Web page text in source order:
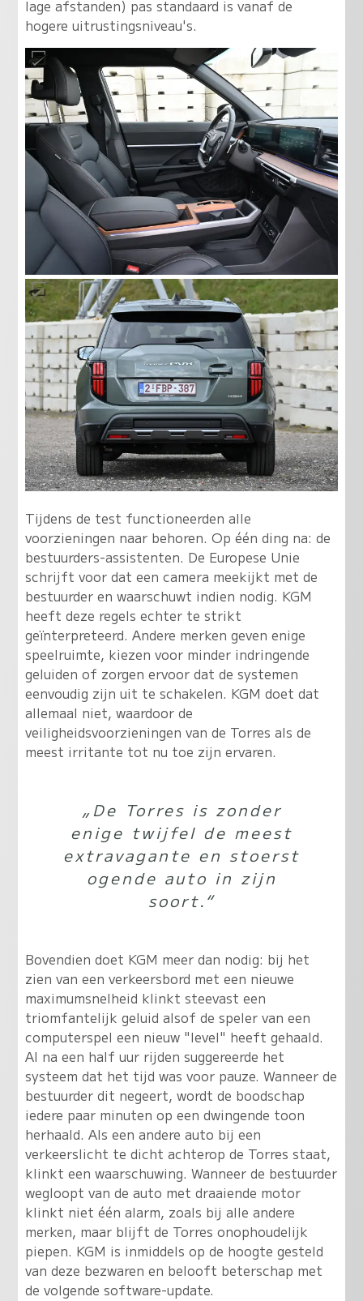
lage afstanden) pas standaard is vanaf de
hogere uitrustingsniveau's.
Tijdens de test functioneerden alle
voorzieningen naar behoren. Op één ding na: de
bestuurders-assistenten. De Europese Unie
schrijft voor dat een camera meekijkt met de
bestuurder en waarschuwt indien nodig. KGM
heeft deze regels echter te strikt
geïnterpreteerd. Andere merken geven enige
speelruimte, kiezen voor minder indringende
geluiden of zorgen ervoor dat de systemen
eenvoudig zijn uit te schakelen. KGM doet dat
allemaal niet, waardoor de
veiligheidsvoorzieningen van de Torres als de
meest irritante tot nu toe zijn ervaren.
„De Torres is zonder
enige twijfel de meest
extravagante en stoerst
ogende auto in zijn
soort.“
Bovendien doet KGM meer dan nodig: bij het
zien van een verkeersbord met een nieuwe
maximumsnelheid klinkt steevast een
triomfantelijk geluid alsof de speler van een
computerspel een nieuw "level" heeft gehaald.
Al na een half uur rijden suggereerde het
systeem dat het tijd was voor pauze. Wanneer de
bestuurder dit negeert, wordt de boodschap
iedere paar minuten op een dwingende toon
herhaald. Als een andere auto bij een
verkeerslicht te dicht achterop de Torres staat,
klinkt een waarschuwing. Wanneer de bestuurder
wegloopt van de auto met draaiende motor
klinkt niet één alarm, zoals bij alle andere
merken, maar blijft de Torres onophoudelijk
piepen. KGM is inmiddels op de hoogte gesteld
van deze bezwaren en belooft beterschap met
de volgende software-update.